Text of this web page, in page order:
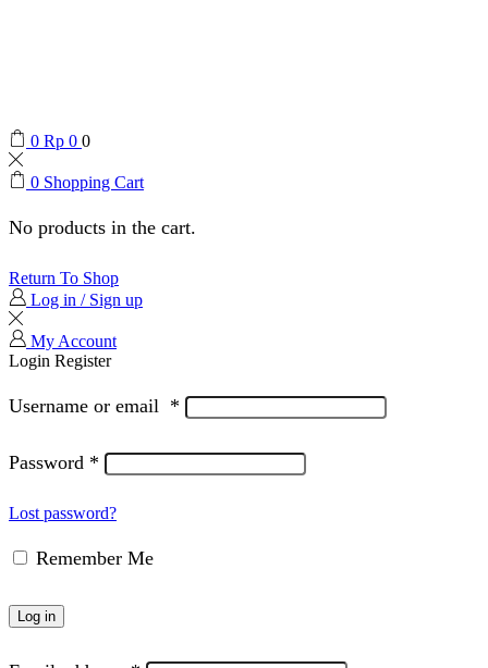
0 Rp 0 0
0 Shopping Cart
No products in the cart.
Return To Shop
Log in / Sign up
My Account
Login Register
Username or email *
Password *
Lost password?
Remember Me
Log in